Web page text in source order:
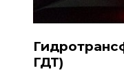
ГДТ)